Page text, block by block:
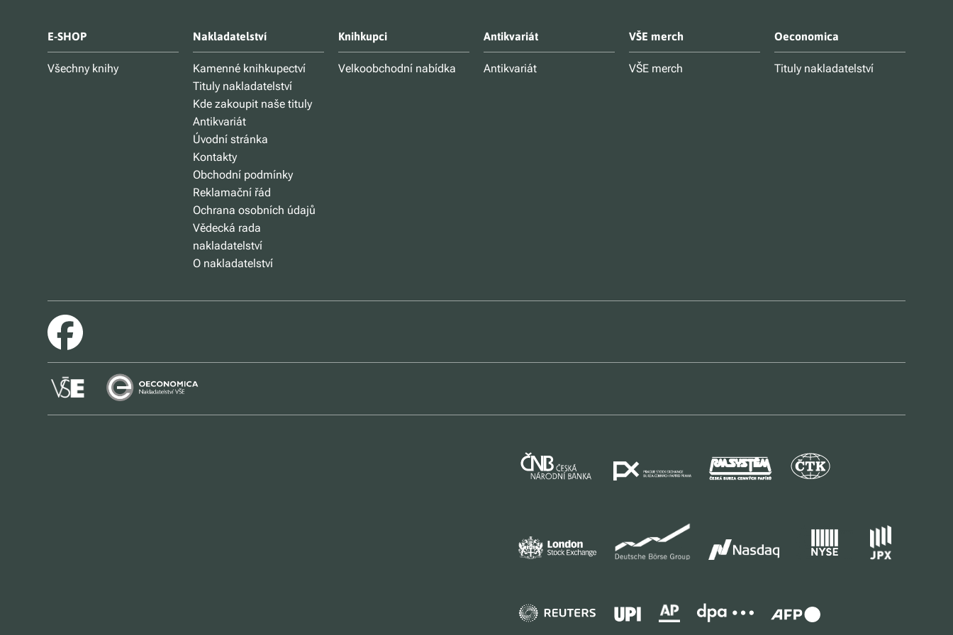
E-SHOP
Všechny knihy
Nakladatelství
Kamenné knihkupectví
Tituly nakladatelství
Kde zakoupit naše tituly
Antikvariát
Úvodní stránka
Kontakty
Obchodní podmínky
Reklamační řád
Ochrana osobních údajů
Vědecká rada
nakladatelství
O nakladatelství
Knihkupci
Velkoobchodní nabídka
Antikvariát
Antikvariát
VŠE merch
VŠE merch
Oeconomica
Tituly nakladatelství